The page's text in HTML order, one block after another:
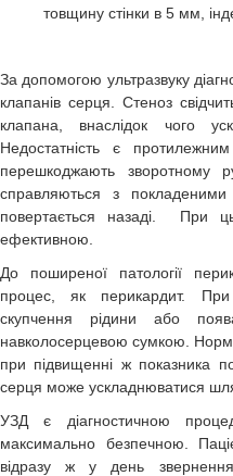
товщину стінки в 5 мм,
За допомогою ультразвуку
клапанів серця. Стеноз
клапана, внаслідок чого
Недостатність є
перешкоджають зворотному
справляються з
повертається назаді. При
ефективною.
До поширеної патології
процес, як перикардит. При
скупчення рідини або
навколосерцевою сумкою.
при підвищенні ж показника
серця може ускладнюватися
УЗД є діагностичною
максимально безпечною.
відразу ж у день